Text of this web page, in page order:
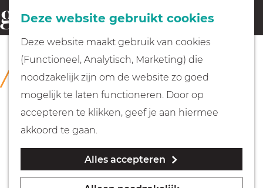
Deze website gebruikt cookies
Deze website maakt gebruik van cookies
(Functioneel, Analytisch, Marketing) die
noodzakelijk zijn om de website zo goed
mogelijk te laten functioneren. Door op
accepteren te klikken, geef je aan hiermee
akkoord te gaan.
Alles accepteren
G
a
Fietsen
Wandelen
Geocachen
o
e
k
e
n
COLLECTIE
Rijksmuseum Muiderslot